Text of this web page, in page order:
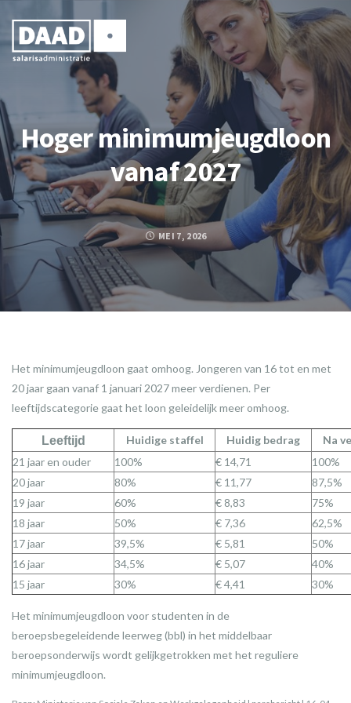
Hoger minimumjeugdloon
vanaf 2027
MEI 7, 2026
Het minimumjeugdloon gaat omhoog. Jongeren van 16 tot en met
20 jaar gaan vanaf 1 januari 2027 meer verdienen. Per
leeftijdscategorie gaat het loon geleidelijk meer omhoog.
Leeftijd Huidige staffel Huidig bedrag
Na
21 jaar en ouder
100% € 14,71
100%
20 jaar
80% € 11,77
87,5%
19 jaar
60% € 8,83
75%
18 jaar
50% € 7,36
62,5%
17 jaar
39,5% € 5,81
50%
16 jaar
34,5% € 5,07
40%
15 jaar
30% € 4,41 30%
Het minimumjeugdloon voor studenten in de
beroepsbegeleidende leerweg (bbl) in het middelbaar
beroepsonderwijs wordt gelijkgetrokken met het reguliere
minimumjeugdloon.